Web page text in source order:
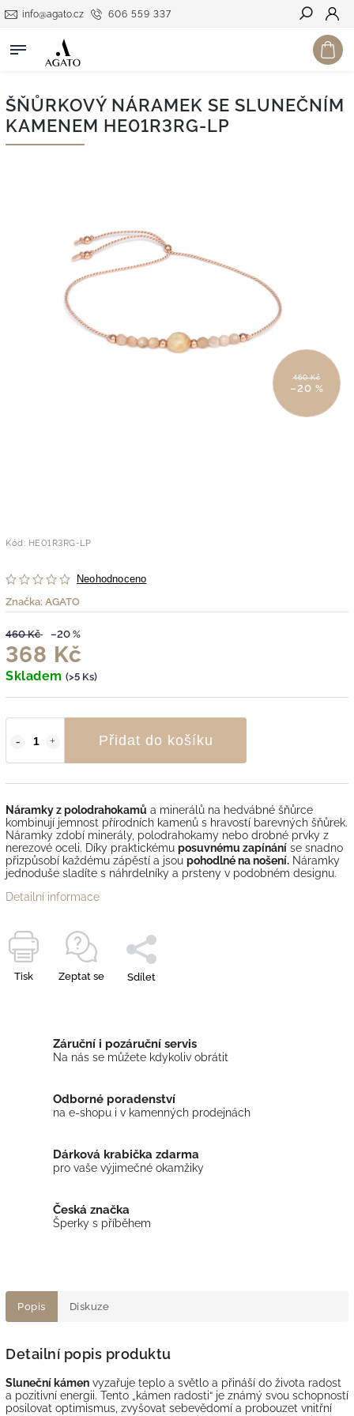
606 559 337
info@agato.cz
Hledat
ŠŇŮRKOVÝ NÁRAMEK SE SLUNEČNÍM
KAMENEM HE01R3RG-LP
460 Kč
–20 %
Kód: HE01R3RG-LP
Neohodnoceno
Značka: AGATO
460 Kč –20 %
368 Kč
Skladem (>5 Ks)
Přidat do košíku
Náramky z polodrahokamů a minerálů na hedvábné šňůrce
kombinují jemnost přírodních kamenů s hravostí barevných šňůrek.
Náramky zdobí minerály, polodrahokamy nebo drobné prvky z
nerezové oceli. Díky praktickému posuvnému zapínání se snadno
přizpůsobí každému zápěstí a jsou pohodlné na nošení. Náramky
jednoduše sladíte s náhrdelníky a prsteny v podobném designu.
Detailní informace
Tisk Zeptat se Sdílet
Záruční i pozáruční servis
Na nás se můžete kdykoliv obrátit
Odborné poradenství
na e-shopu i v kamenných prodejnách
Dárková krabička zdarma
pro vaše výjimečné okamžiky
Česká značka
Šperky s příběhem
Popis Diskuze
Detailní popis produktu
Sluneční kámen vyzařuje teplo a světlo a přináší do života radost
a pozitivní energii. Tento „kámen radosti“ je známý svou schopností
posilovat optimismus, zvyšovat sebevědomí a probouzet vnitřní